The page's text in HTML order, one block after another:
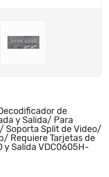
de
y Salida/ Para
Soporta Split de Video/
Requiere Tarjetas de
y Salida VDC0605H-